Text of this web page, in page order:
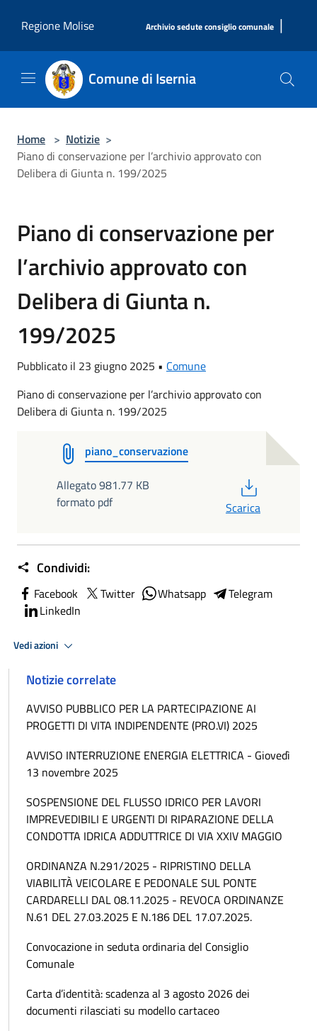
Regione Molise
Archivio sedute consiglio comunale |
Comune di Isernia
Home > Notizie >
Piano di conservazione per l’archivio approvato con
Delibera di Giunta n. 199/2025
Piano di conservazione per
l’archivio approvato con
Delibera di Giunta n.
199/2025
Pubblicato il 23 giugno 2025 • Comune
Piano di conservazione per l’archivio approvato con
Delibera di Giunta n. 199/2025
piano_conservazione
Allegato 981.77 KB
formato pdf
Scarica
Condividi:
Facebook Twitter Whatsapp
Telegram
LinkedIn
Vedi azioni
Notizie correlate
AVVISO PUBBLICO PER LA PARTECIPAZIONE AI
PROGETTI DI VITA INDIPENDENTE (PRO.VI) 2025
AVVISO INTERRUZIONE ENERGIA ELETTRICA - Giovedì
13 novembre 2025
SOSPENSIONE DEL FLUSSO IDRICO PER LAVORI
IMPREVEDIBILI E URGENTI DI RIPARAZIONE DELLA
CONDOTTA IDRICA ADDUTTRICE DI VIA XXIV MAGGIO
ORDINANZA N.291/2025 - RIPRISTINO DELLA
VIABILITÀ VEICOLARE E PEDONALE SUL PONTE
CARDARELLI DAL 08.11.2025 - REVOCA ORDINANZE
N.61 DEL 27.03.2025 E N.186 DEL 17.07.2025.
Convocazione in seduta ordinaria del Consiglio
Comunale
Carta d’identità: scadenza al 3 agosto 2026 dei
documenti rilasciati su modello cartaceo